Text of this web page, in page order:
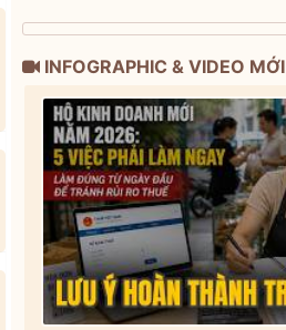
INFOGRAPHIC & VIDEO MỚI